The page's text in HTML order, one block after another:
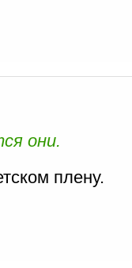
они.
плену.